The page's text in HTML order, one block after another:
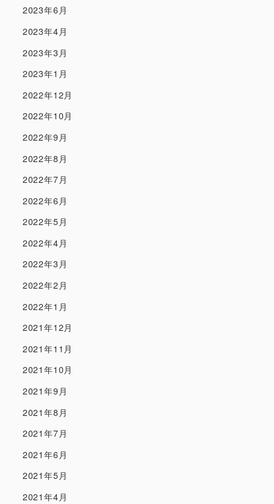
2023年6月
2023年4月
2023年3月
2023年1月
2022年12月
2022年10月
2022年9月
2022年8月
2022年7月
2022年6月
2022年5月
2022年4月
2022年3月
2022年2月
2022年1月
2021年12月
2021年11月
2021年10月
2021年9月
2021年8月
2021年7月
2021年6月
2021年5月
2021年4月